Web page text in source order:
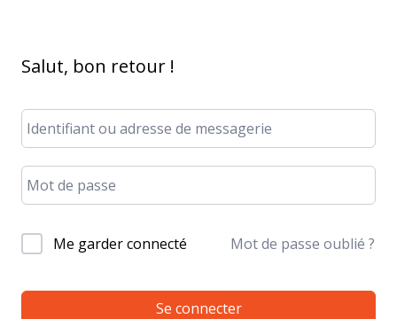
Salut, bon retour !
Me garder connecté Mot de passe oublié ?
Se connecter